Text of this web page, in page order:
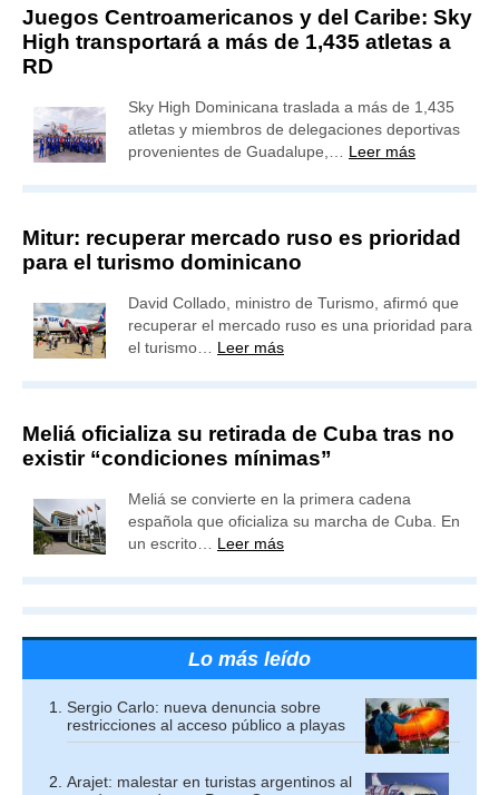
Juegos Centroamericanos y del Caribe: Sky
High transportará a más de 1,435 atletas a
RD
Sky High Dominicana traslada a más de 1,435
atletas y miembros de delegaciones deportivas
provenientes de Guadalupe,… Leer más
Mitur: recuperar mercado ruso es prioridad
para el turismo dominicano
David Collado, ministro de Turismo, afirmó que
recuperar el mercado ruso es una prioridad para
el turismo… Leer más
Meliá oficializa su retirada de Cuba tras no
existir “condiciones mínimas”
Meliá se convierte en la primera cadena
española que oficializa su marcha de Cuba. En
un escrito… Leer más
Lo más leído
Sergio Carlo: nueva denuncia sobre
restricciones al acceso público a playas
Arajet: malestar en turistas argentinos al